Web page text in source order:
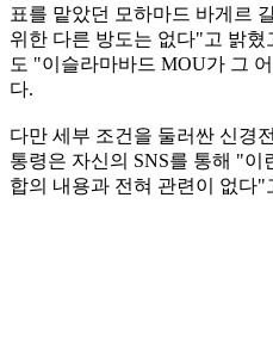
표를 맡았던 모하마드 바게르
위한 다른 방도는 없다"고 밝
도 "이슬라마바드 MOU가 그
다.
다만 세부 조건을 둘러싼 신경
통령은 자신의 SNS를 통해 "이
합의 내용과 전혀 관련이 없다"